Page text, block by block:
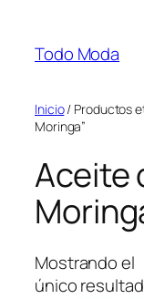
contenido
Todo Moda
Inicio/ Productos
Moringa”
Aceite
Mostrando el
único